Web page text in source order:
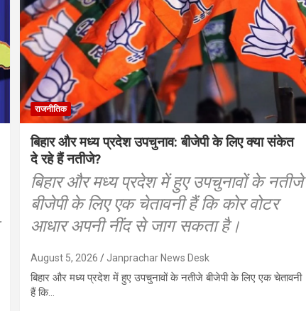
राजनीतिक
बिहार और मध्य प्रदेश उपचुनाव: बीजेपी के लिए क्या संकेत
दे रहे हैं नतीजे?
बिहार और मध्य प्रदेश में हुए उपचुनावों के नतीजे
बीजेपी के लिए एक चेतावनी हैं कि कोर वोटर
आधार अपनी नींद से जाग सकता है।
August 5, 2026 Janprachar News Desk
बिहार और मध्य प्रदेश में हुए उपचुनावों के नतीजे बीजेपी के लिए एक चेतावनी
हैं कि…